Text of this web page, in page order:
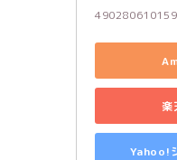
楽
Yahoo!